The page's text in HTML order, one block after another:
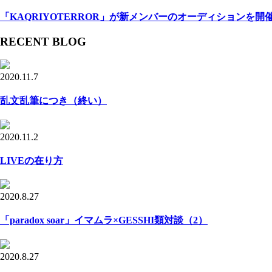
「KAQRIYOTERROR」が新メンバーのオーディションを開
RECENT BLOG
2020.11.7
乱文乱筆につき（終い）
2020.11.2
LIVEの在り方
2020.8.27
「paradox soar」イマムラ×GESSHI類対談（2）
2020.8.27